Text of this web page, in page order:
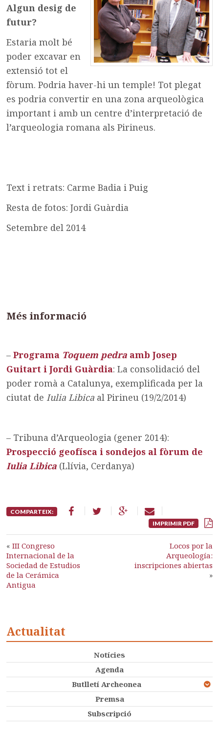
Algun desig de
futur?
Estaria molt bé
poder excavar en
extensió tot el
fòrum. Podria haver-hi un temple! Tot plegat
es podria convertir en una zona arqueològica
important i amb un centre d’interpretació de
l’arqueologia romana als Pirineus.
Text i retrats: Carme Badia i Puig
Resta de fotos: Jordi Guàrdia
Setembre del 2014
Més informació
–Programa Toquem pedra amb Josep
Guitart i Jordi Guàrdia: La consolidació del
poder romà a Catalunya, exemplificada per la
ciutat deIulia Libica al Pirineu (19/2/2014)
– Tribuna d’Arqueologia (gener 2014):
Prospecció geofísca i sondejos al fòrum de
Iulia Libica (Llívia, Cerdanya)
COMPARTEIX:
IMPRIMIR PDF
«III Congreso
Internacional de la
Sociedad de Estudios
de la Cerámica
Antigua
Locos por la
Arqueología:
inscripciones abiertas
»
Actualitat
Notícies
Agenda
Butlletí Archeonea
Premsa
Subscripció